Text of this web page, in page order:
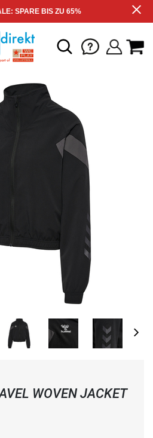
SPARE BIS ZU 65%
WOVEN JACKET